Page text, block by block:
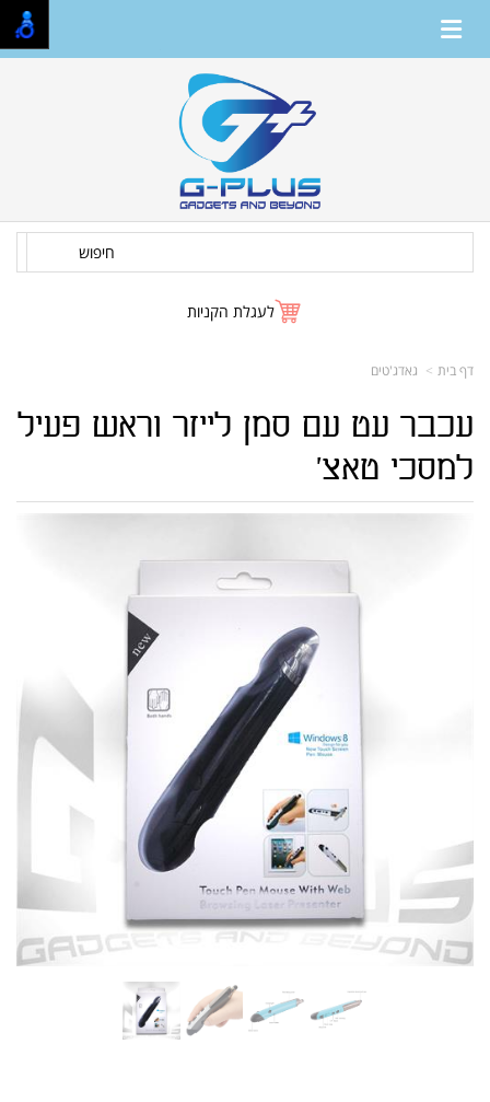
חיפוש
לעגלת הקניות
דף בית גאדג'טים
עכבר עט עם סמן לייזר וראש פעיל
למסכי טאצ'